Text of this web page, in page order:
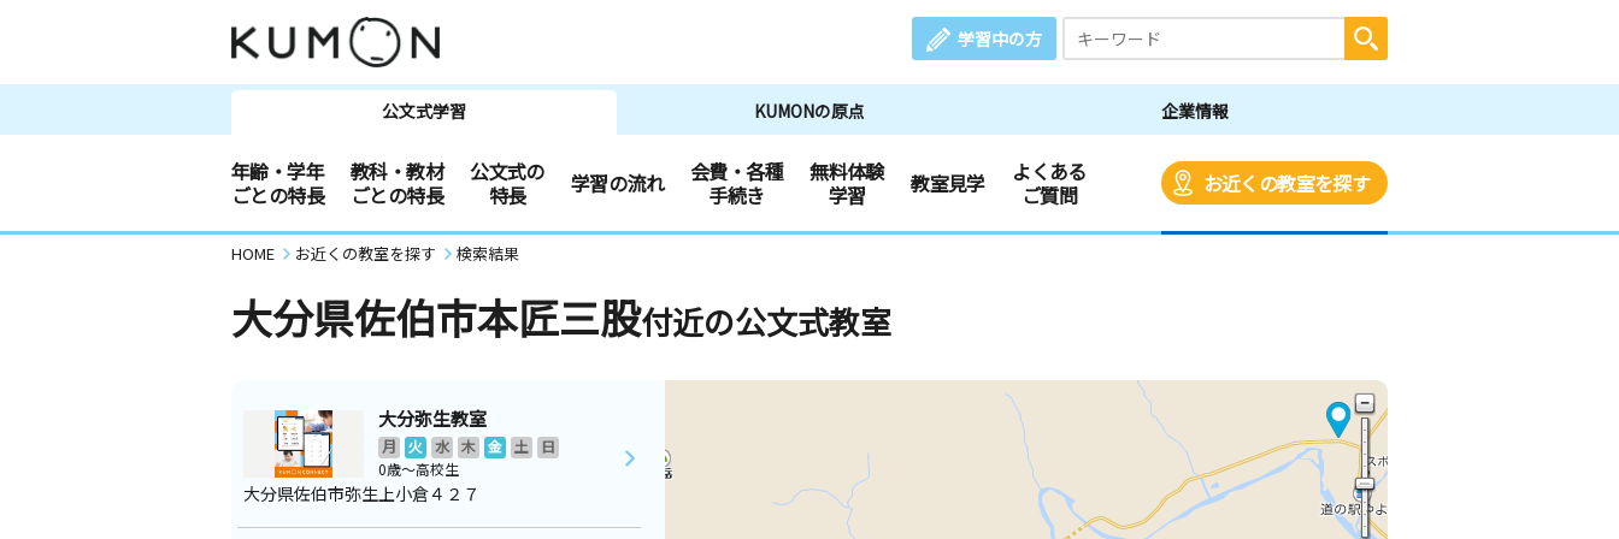
学習中の方
公文式学習 KUMONの原点 企業情報
年齢・学年
ごとの特長
教科・教材
ごとの特長
公文式の
特長
学習の流れ
会費・各種
手続き
無料体験
学習
教室見学
よくある
ご質問
お近くの教室を探す
HOME お近くの教室を探す 検索結果
大分県佐伯市本匠三股付近の公文式教室
大分弥生教室
月 火 水 木 金 土
日
0歳～高校生
大分県佐伯市弥生上小倉４２７